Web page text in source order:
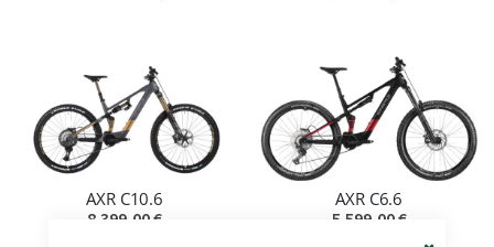
AXR C10.6
8.399,00 €
AXR C6.6
5.599,00 €